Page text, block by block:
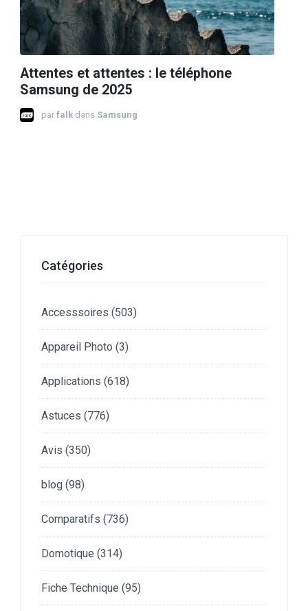
Attentes et attentes : le téléphone
Samsung de 2025
par falk dans Samsung
Catégories
Accesssoires (503)
Appareil Photo (3)
Applications (618)
Astuces (776)
Avis (350)
blog (98)
Comparatifs (736)
Domotique (314)
Fiche Technique (95)